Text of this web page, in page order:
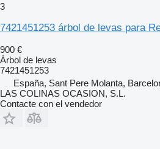
3
7421451253 árbol de levas para
900 €
Árbol de levas
7421451253
España, Sant Pere Molanta,
LAS COLINAS OCASION, S.L.
Contacte con el vendedor